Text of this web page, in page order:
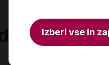
Izberi vse in